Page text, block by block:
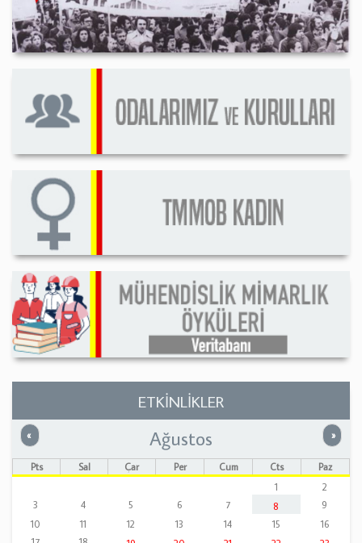
ETKİNLİKLER
« Önceki »
Ağustos
Pts Sal Çar Per Cum Cts
Paz
1
2
3
4 5 6 7 8
9
10
11 12 13 14 15
16